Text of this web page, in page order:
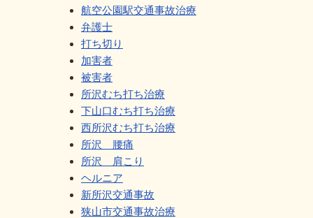
航空公園駅交通事故治療
弁護士
打ち切り
加害者
被害者
所沢むち打ち治療
下山口むち打ち治療
西所沢むち打ち治療
所沢 腰痛
所沢 肩こり
ヘルニア
新所沢交通事故
狭山市交通事故治療